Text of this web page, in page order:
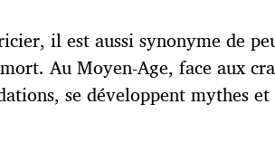
il est aussi synonyme de
Au Moyen-Age, face aux
se développent mythes et